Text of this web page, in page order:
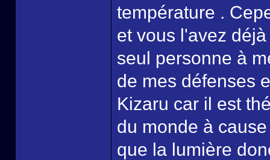
température .
et vous l'avez
seul personne à
de mes défenses
Kizaru car il est
du monde à
que la lumière